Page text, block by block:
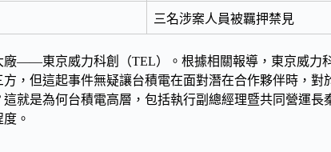
三名涉案人員被羈押禁見
廠——東京威力科創（TEL） 。根據相關報導，東京威力
，但這起事件無疑讓台積電在面對潛在合作夥伴時，
就是為何台積電高層，包括執行副總經理暨共同營運長
。